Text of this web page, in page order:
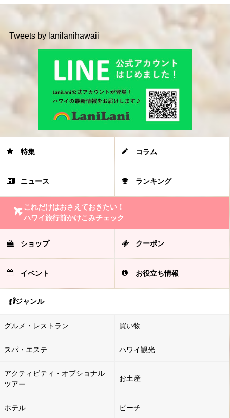
Tweets by lanilanihawaii
特集 コラム
ニュース ランキング
これだけはおさえておきたい！
ハワイ旅行前かけこみチェック
ショップ クーポン
イベント お役立ち情報
ジャンル
グルメ・レストラン 買い物
スパ・エステ ハワイ観光
アクティビティ・オプショナル
ツアー
お土産
ホテル ビーチ